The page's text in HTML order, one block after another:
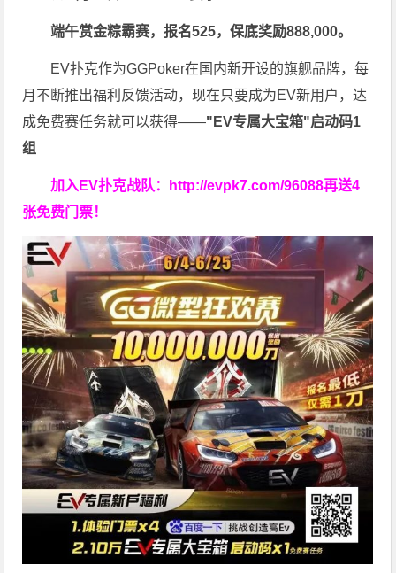
端午赏金粽霸赛，报名525，保底奖励888,000。
EV扑克作为GGPoker在国内新开设的旗舰品牌，每
月不断推出福利反馈活动，现在只要成为EV新用户，达
成免费赛任务就可以获得——"EV专属大宝箱"启动码1
组
加入EV扑克战队： http://evpk7.com/96088再送4
张免费门票！